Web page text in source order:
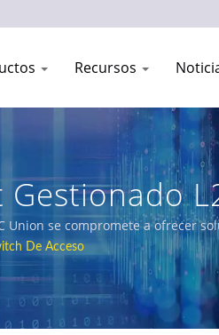
Recursos
Gestionado
De
Union se compromete a ofrecer
portafolio de productos incluye
para ferrocarriles, servicios
De Acceso